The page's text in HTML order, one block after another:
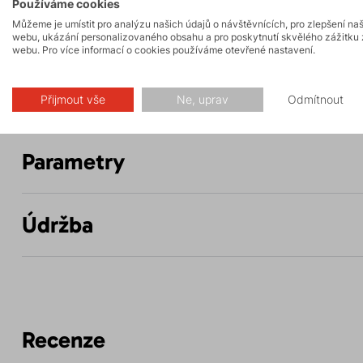
Popis
Parametry
Údržba
Recenze
Používáme cookies
Můžeme je umístit pro analýzu našich údajů o návštěvnících, pro zlepšení
webu, ukázání personalizovaného obsahu a pro poskytnutí skvělého zážitku
webu. Pro více informací o cookies používáme otevřené nastavení.
Přijmout vše Ne, uprav Odmítnout